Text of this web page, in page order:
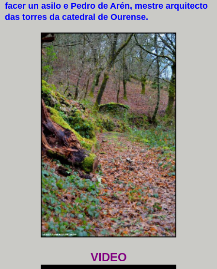
facer un asilo e Pedro de Arén, mestre arquitecto
das torres da catedral de Ourense.
VIDEO